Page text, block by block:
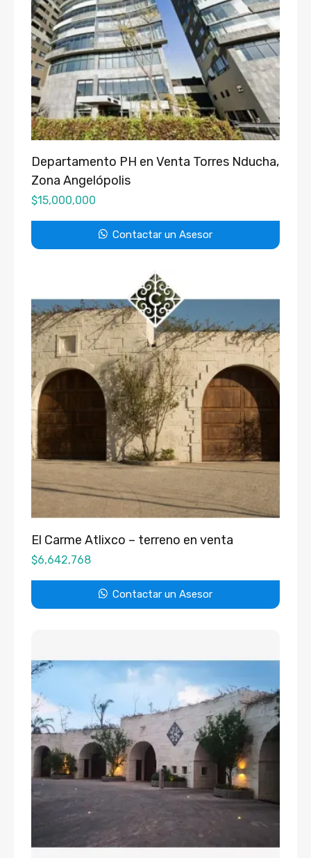
Departamento PH en Venta Torres Nducha,
Zona Angelópolis
$15,000,000
Contactar un Asesor
El Carme Atlixco – terreno en venta
$6,642,768
Contactar un Asesor